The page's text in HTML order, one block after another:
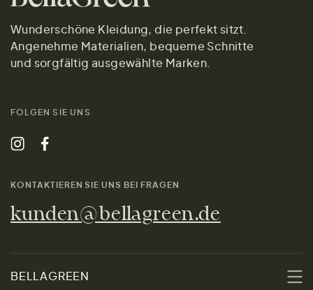
Wunderschöne Kleidung, die perfekt sitzt.
Angenehme Materialien, bequeme Schnitte
und sorgfältig ausgewählte Marken.
FOLGEN SIE UNS
KONTAKTIEREN SIE UNS BEI FRAGEN
kunden@bellagreen.de
BELLAGREEN